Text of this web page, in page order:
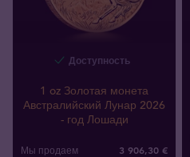
Доступность
1 oz Золотая монета
Австралийский Лунар 2026
- год Лошади
Мы продаем 3 906,30 €